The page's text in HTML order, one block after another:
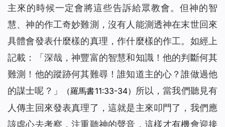
主來的時候一定會將這些告訴給眾教會。但神的智
慧、神的作工奇妙難測，沒有人能測透神在末世回來
具體會發表什麼樣的真理，作什麼樣的作工。如經上
記載：「深哉，神豐富的智慧和知識！他的判斷何其
難測！他的蹤跡何其難尋！誰知道主的心？誰做過他
的謀士呢？」
（羅馬書11:33-34） 所以，當我們聽見有
人傳主回來發表真理了，這就是主來叩門了，我們應
該虛心去考察，注重聽神的聲音，這樣才有機會迎接